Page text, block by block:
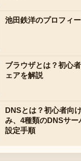
池田鉄洋のプロフィ
ブラウザとは？初心
ェアを解説
DNSとは？初心者向
み、4種類のDNSサ
設定手順